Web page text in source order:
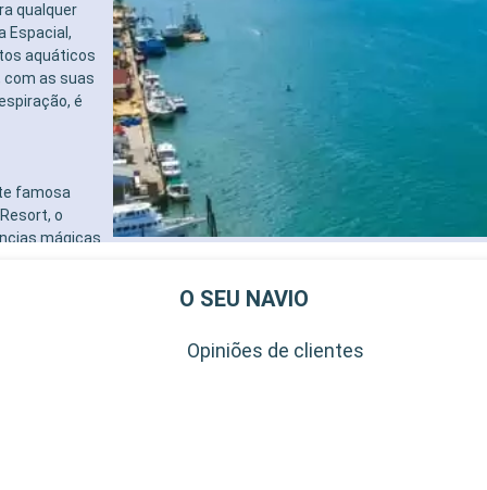
qualquer
Espacial,
aquáticos
com as suas
é
famosa
o
mágicas
O SEU NAVIO
Opiniões de clientes